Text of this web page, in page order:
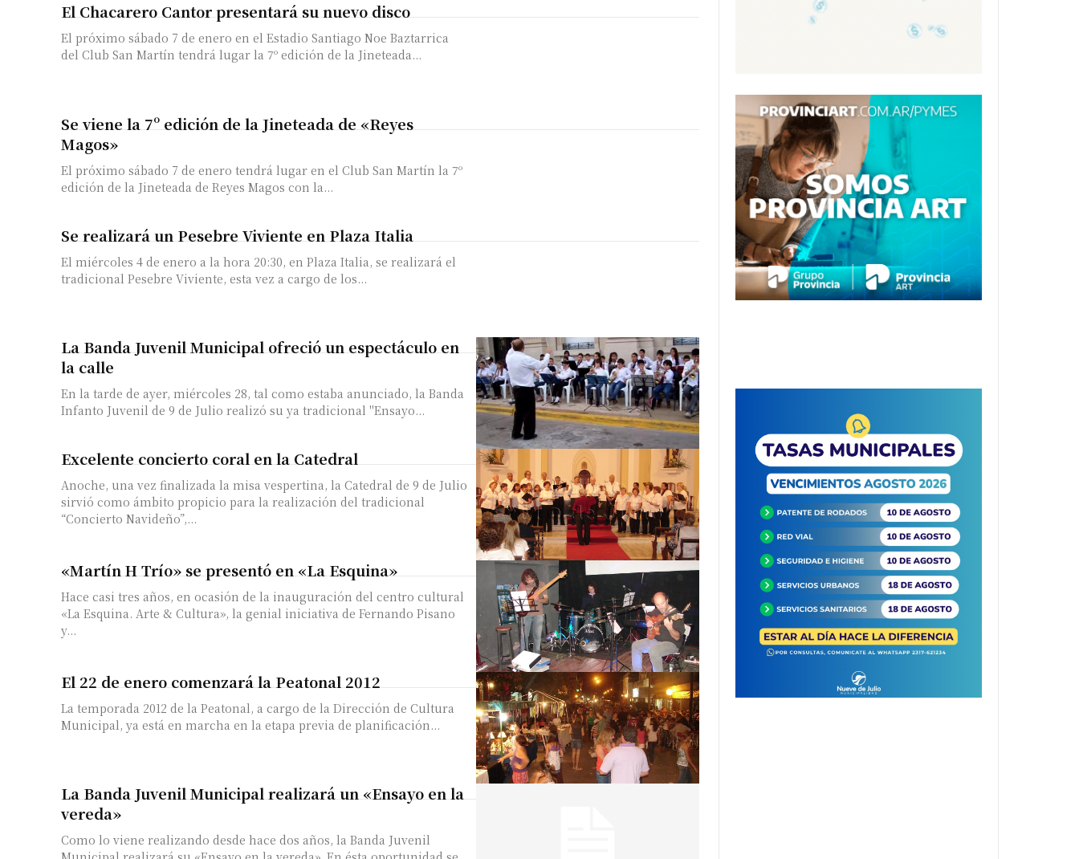
Dirección de correo electrónico
Nombre
Apellidos
Número de teléfono
El Chacarero Cantor presentará su nuevo disco
El próximo sábado 7 de enero en el Estadio Santiago Noe Baztarrica
del Club San Martín tendrá lugar la 7º edición de la Jineteada...
Se viene la 7º edición de la Jineteada de «Reyes
Magos»
El próximo sábado 7 de enero tendrá lugar en el Club San Martín la 7º
edición de la Jineteada de Reyes Magos con la...
Se realizará un Pesebre Viviente en Plaza Italia
El miércoles 4 de enero a la hora 20:30, en Plaza Italia, se realizará el
tradicional Pesebre Viviente, esta vez a cargo de los...
La Banda Juvenil Municipal ofreció un espectáculo en
la calle
En la tarde de ayer, miércoles 28, tal como estaba anunciado, la Banda
Infanto Juvenil de 9 de Julio realizó su ya tradicional "Ensayo...
Excelente concierto coral en la Catedral
Anoche, una vez finalizada la misa vespertina, la Catedral de 9 de Julio
sirvió como ámbito propicio para la realización del tradicional
“Concierto Navideño”,...
«Martín H Trío» se presentó en «La Esquina»
Hace casi tres años, en ocasión de la inauguración del centro cultural
«La Esquina. Arte & Cultura», la genial iniciativa de Fernando Pisano
y...
El 22 de enero comenzará la Peatonal 2012
La temporada 2012 de la Peatonal, a cargo de la Dirección de Cultura
Municipal, ya está en marcha en la etapa previa de planificación...
La Banda Juvenil Municipal realizará un «Ensayo en la
vereda»
Como lo viene realizando desde hace dos años, la Banda Juvenil